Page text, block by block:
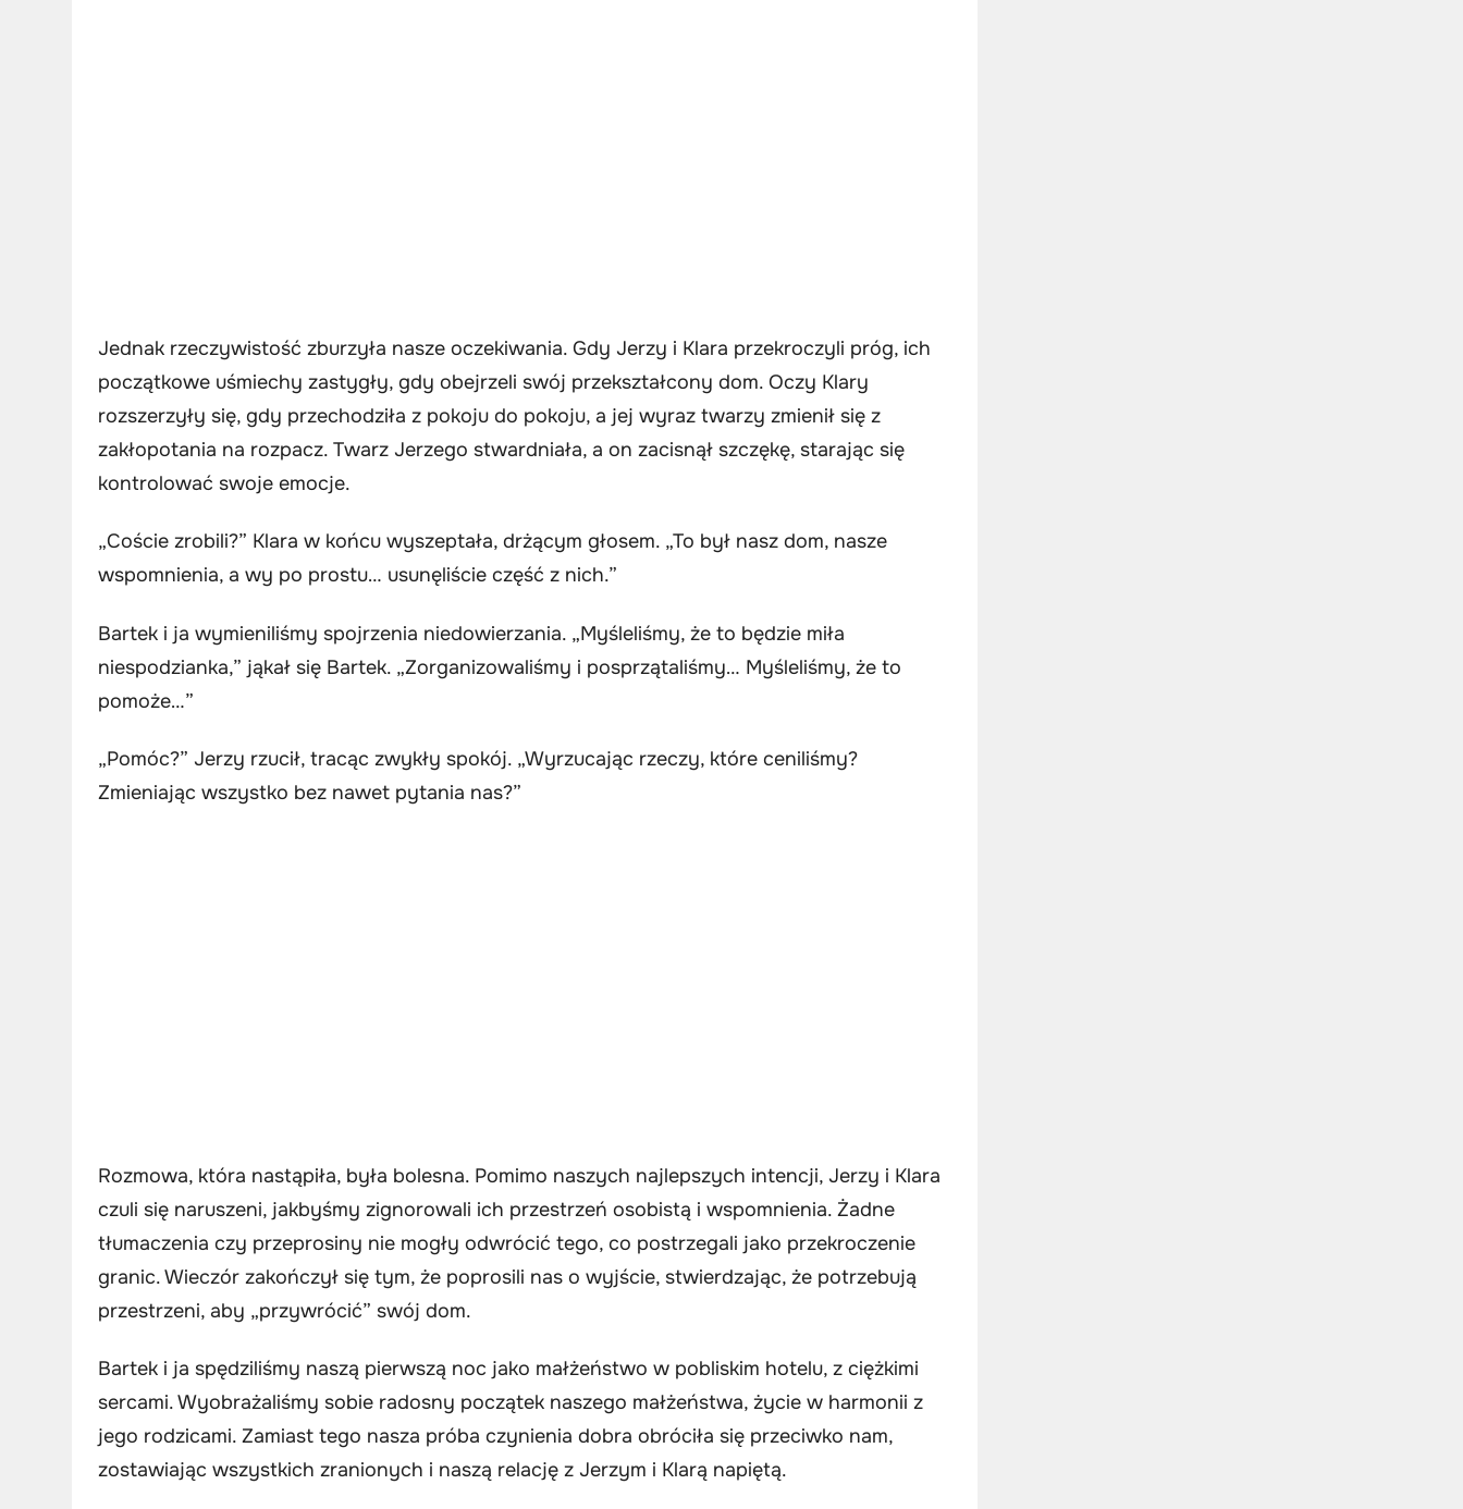
Jednak rzeczywistość zburzyła nasze oczekiwania. Gdy Jerzy i Klara przekroczyli próg, ich
początkowe uśmiechy zastygły, gdy obejrzeli swój przekształcony dom. Oczy Klary
rozszerzyły się, gdy przechodziła z pokoju do pokoju, a jej wyraz twarzy zmienił się z
zakłopotania na rozpacz. Twarz Jerzego stwardniała, a on zacisnął szczękę, starając się
kontrolować swoje emocje.
„Coście zrobili?” Klara w końcu wyszeptała, drżącym głosem. „To był nasz dom, nasze
wspomnienia, a wy po prostu… usunęliście część z nich.”
Bartek i ja wymieniliśmy spojrzenia niedowierzania. „Myśleliśmy, że to będzie miła
niespodzianka,” jąkał się Bartek. „Zorganizowaliśmy i posprzątaliśmy… Myśleliśmy, że to
pomoże…”
„Pomóc?” Jerzy rzucił, tracąc zwykły spokój. „Wyrzucając rzeczy, które ceniliśmy?
Zmieniając wszystko bez nawet pytania nas?”
Rozmowa, która nastąpiła, była bolesna. Pomimo naszych najlepszych intencji, Jerzy i Klara
czuli się naruszeni, jakbyśmy zignorowali ich przestrzeń osobistą i wspomnienia. Żadne
tłumaczenia czy przeprosiny nie mogły odwrócić tego, co postrzegali jako przekroczenie
granic. Wieczór zakończył się tym, że poprosili nas o wyjście, stwierdzając, że potrzebują
przestrzeni, aby „przywrócić” swój dom.
Bartek i ja spędziliśmy naszą pierwszą noc jako małżeństwo w pobliskim hotelu, z ciężkimi
sercami. Wyobrażaliśmy sobie radosny początek naszego małżeństwa, życie w harmonii z
jego rodzicami. Zamiast tego nasza próba czynienia dobra obróciła się przeciwko nam,
zostawiając wszystkich zranionych i naszą relację z Jerzym i Klarą napiętą.